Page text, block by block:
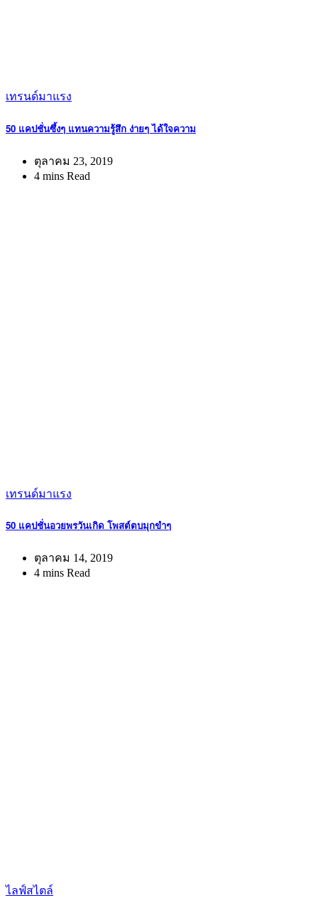
เทรนด์มาแรง
50 แคปชั่นซึ้งๆ แทนความรู้สึก ง่ายๆ ได้ใจความ
ตุลาคม 23, 2019
4 mins Read
เทรนด์มาแรง
50 แคปชั่นอวยพรวันเกิด โพสต์ตบมุกขำๆ
ตุลาคม 14, 2019
4 mins Read
ไลฟ์สไตล์